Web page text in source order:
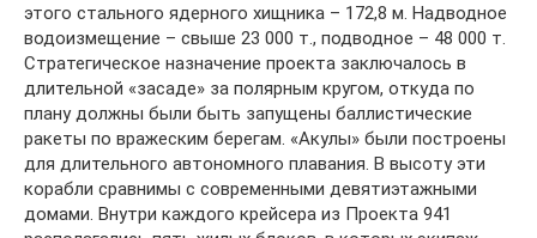
этого стального ядерного хищника – 172,8 м. Надводное
водоизмещение – свыше 23 000 т., подводное – 48 000 т.
Стратегическое назначение проекта заключалось в
длительной «засаде» за полярным кругом, откуда по
плану должны были быть запущены баллистические
ракеты по вражеским берегам. «Акулы» были построены
для длительного автономного плавания. В высоту эти
корабли сравнимы с современными девятиэтажными
домами. Внутри каждого крейсера из Проекта 941